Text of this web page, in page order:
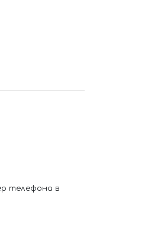
телефона в